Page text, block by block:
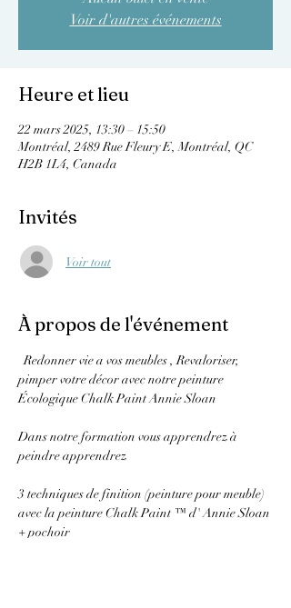
Voir d'autres événements
Heure et lieu
22 mars 2025, 13:30 – 15:50
Montréal, 2489 Rue Fleury E, Montréal, QC
H2B 1L4, Canada
Invités
Voir tout
À propos de l'événement
Redonner vie a vos meubles , Revaloriser,
pimper votre décor avec notre peinture
Écologique Chalk Paint Annie Sloan
Dans notre formation vous apprendrez à
peindre apprendrez
3 techniques de finition (peinture pour meuble)
avec la peinture Chalk Paint ™ d' Annie Sloan
+ pochoir